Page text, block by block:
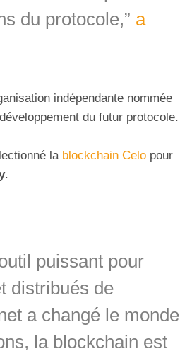
du protocole,” a
indépendante nommée
du futur protocole.
la blockchain Celo pour
.
puissant pour
distribués de
a changé le monde
la blockchain est